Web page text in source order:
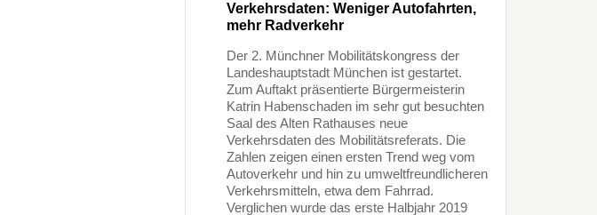
Verkehrsdaten: Weniger Autofahrten,
mehr Radverkehr
Der 2. Münchner Mobilitätskongress der
Landeshauptstadt München ist gestartet.
Zum Auftakt präsentierte Bürgermeisterin
Katrin Habenschaden im sehr gut besuchten
Saal des Alten Rathauses neue
Verkehrsdaten des Mobilitätsreferats. Die
Zahlen zeigen einen ersten Trend weg vom
Autoverkehr und hin zu umweltfreundlicheren
Verkehrsmitteln, etwa dem Fahrrad.
Verglichen wurde das erste Halbjahr 2019